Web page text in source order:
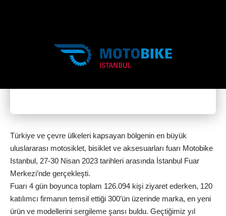
Türkiye ve çevre ülkeleri kapsayan bölgenin en büyük
uluslararası motosiklet, bisiklet ve aksesuarları fuarı Motobike
Istanbul, 27-30 Nisan 2023 tarihleri arasında İstanbul Fuar
Merkezi’nde gerçekleşti.
Fuarı 4 gün boyunca toplam 126.094 kişi ziyaret ederken, 120
katılımcı firmanın temsil ettiği 300’ün üzerinde marka, en yeni
ürün ve modellerini sergileme şansı buldu. Geçtiğimiz yıl